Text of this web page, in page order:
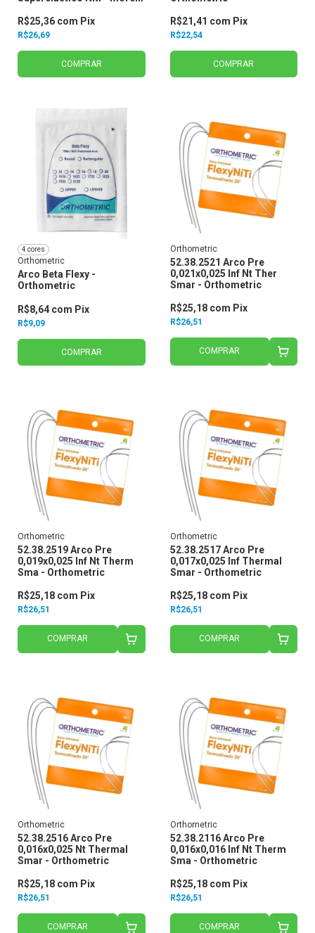
R$26,69
R$25,36 com Pix
COMPRAR
R$22,54
R$21,41 com Pix
COMPRAR
4 cores
Orthometric
Arco Beta Flexy -
Orthometric
R$9,09
R$8,64 com Pix
COMPRAR
Orthometric
52.38.2521 Arco Pre
0,021x0,025 Inf Nt Ther
Smar - Orthometric
R$26,51
R$25,18 com Pix
COMPRAR
Orthometric
52.38.2519 Arco Pre
0,019x0,025 Inf Nt Therm
Sma - Orthometric
R$26,51
R$25,18 com Pix
COMPRAR
Orthometric
52.38.2517 Arco Pre
0,017x0,025 Inf Thermal
Smar - Orthometric
R$26,51
R$25,18 com Pix
COMPRAR
Orthometric
52.38.2516 Arco Pre
0,016x0,025 Nt Thermal
Smar - Orthometric
R$26,51
R$25,18 com Pix
COMPRAR
Orthometric
52.38.2116 Arco Pre
0,016x0,016 Inf Nt Therm
Sma - Orthometric
R$26,51
R$25,18 com Pix
COMPRAR